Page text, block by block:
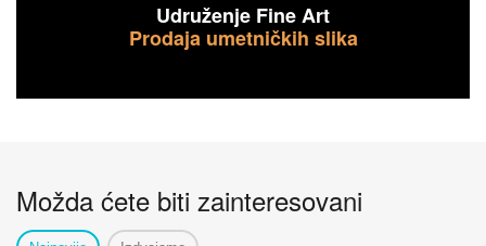
Udruženje Fine Art
Prodaja umetničkih slika
Možda ćete biti zainteresovani